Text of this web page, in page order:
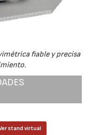
fiable y precisa
stand virtual